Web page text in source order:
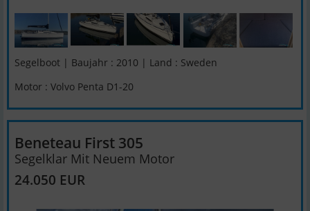
Segelboot | Baujahr : 2010 | Land : Sweden
Motor : Volvo Penta D1-20
Beneteau First 305
Segelklar Mit Neuem Motor
24.050 EUR